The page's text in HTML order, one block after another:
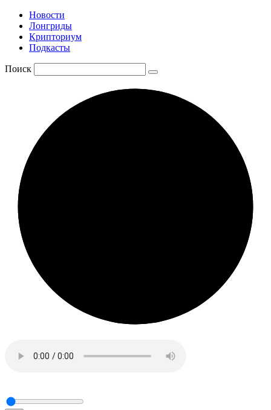
Новости
Лонгриды
Крипториум
Подкасты
Поиск